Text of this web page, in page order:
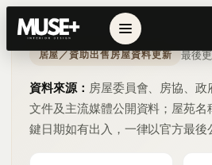
居屋／資助出售房屋資料更新 最後
資料來源： 房屋委員會、房協、
文件及主流媒體公開資料；屋苑名
鍵日期如有出入，一律以官方最後